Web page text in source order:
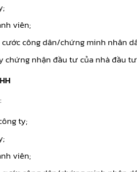
viên;
cước công dân/chứng minh nhân
chứng nhận đầu tư của nhà đầu
ty;
viên;